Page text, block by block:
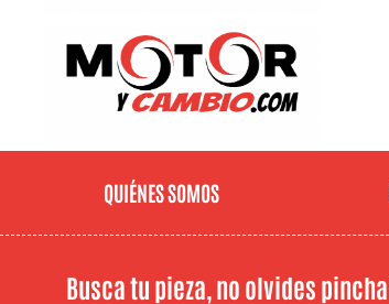
QUIÉNES SOMOS
Busca tu pieza, no olvides